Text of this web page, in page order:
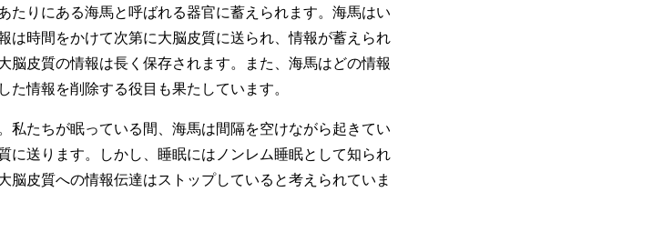
たりにある海馬と呼ばれる器官に蓄えられます。海馬はい
は時間をかけて次第に大脳皮質に送られ、情報が蓄えられ
脳皮質の情報は長く保存されます。また、海馬はどの情報
情報を削除する役目も果たしています。
私たちが眠っている間、海馬は間隔を空けながら起きてい
に送ります。しかし、睡眠にはノンレム睡眠として知られ
皮質への情報伝達はストップしていると考えられていま